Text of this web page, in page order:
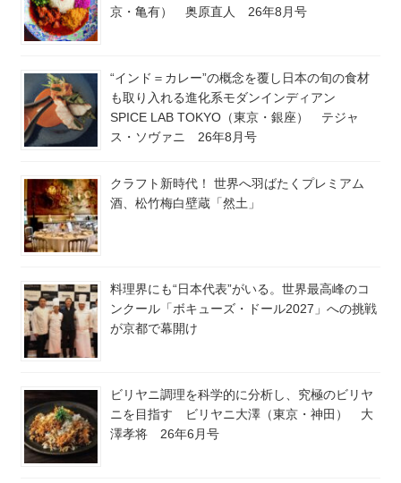
京・亀有） 奥原直人 26年8月号
“インド＝カレー”の概念を覆し日本の旬の食材
も取り入れる進化系モダンインディアン
SPICE LAB TOKYO（東京・銀座） テジャ
ス・ソヴァニ 26年8月号
クラフト新時代！ 世界へ羽ばたくプレミアム
酒、松竹梅白壁蔵「然土」
料理界にも“日本代表”がいる。世界最高峰のコ
ンクール「ボキューズ・ドール2027」への挑戦
が京都で幕開け
ビリヤニ調理を科学的に分析し、究極のビリヤ
ニを目指す ビリヤニ大澤（東京・神田） 大
澤孝将 26年6月号